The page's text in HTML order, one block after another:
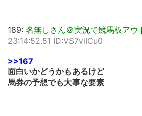
189: 名無しさん＠実況で競馬板アウ
23:14:52.51 ID:VS7viICu0
>>167
面白いかどうかもあるけど
馬券の予想でも大事な要素